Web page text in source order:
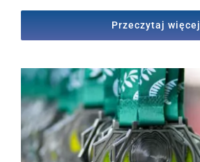
Przeczytaj więcej